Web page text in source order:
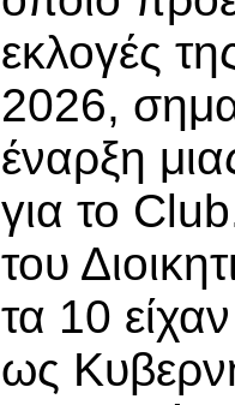
εκλογές
2026,
έναρξη
για το
του
τα 10
ως